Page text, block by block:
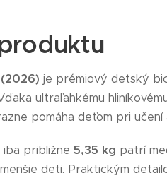
(2026) je prémiový detský
ultraľahkému
pomáha deťom pri učení
iba približne 5,35 kg patrí
deti. Praktickým